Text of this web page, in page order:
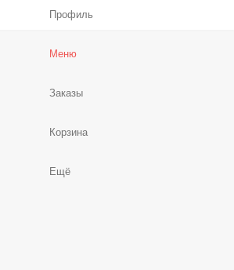
Профиль
Меню
Заказы
Корзина
Ещё